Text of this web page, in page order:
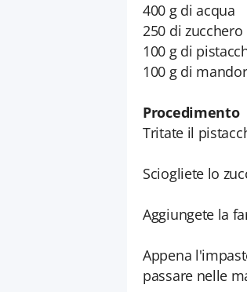
400 g di acqua
250 di zucchero
100 g di
100 g di
Procedimento
Tritate il
Sciogliete lo
Aggiungete la
Appena
passare nelle